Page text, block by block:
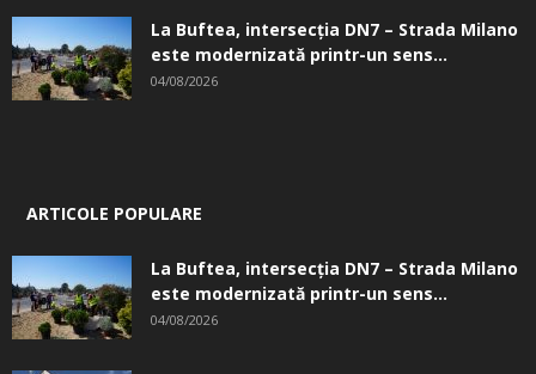
La Buftea, intersecţia DN7 – Strada Milano
este modernizată printr-un sens...
04/08/2026
ARTICOLE POPULARE
La Buftea, intersecţia DN7 – Strada Milano
este modernizată printr-un sens...
04/08/2026